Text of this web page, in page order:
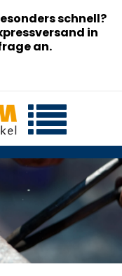
schnell?
in
an.